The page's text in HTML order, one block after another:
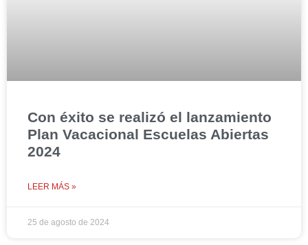
Con éxito se realizó el lanzamiento
Plan Vacacional Escuelas Abiertas
2024
LEER MÁS »
25 de agosto de 2024